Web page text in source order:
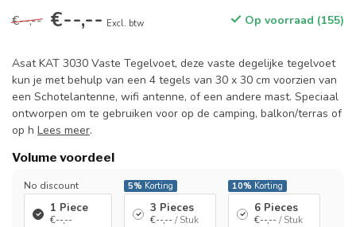
€--,-- €--,-- Excl. btw Op voorraad (155)
Asat KAT 3030 Vaste Tegelvoet, deze vaste degelijke tegelvoet
kun je met behulp van een 4 tegels van 30 x 30 cm voorzien van
een Schotelantenne, wifi antenne, of een andere mast. Speciaal
ontworpen om te gebruiken voor op de camping, balkon/terras of
op h Lees meer.
Volume voordeel
No discount
1 Piece
€--,--
5% Korting
3 Pieces
€--,--/ Stuk
10% Korting
6 Pieces
€--,--/ Stuk